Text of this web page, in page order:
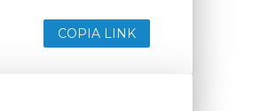
COPIA LINK